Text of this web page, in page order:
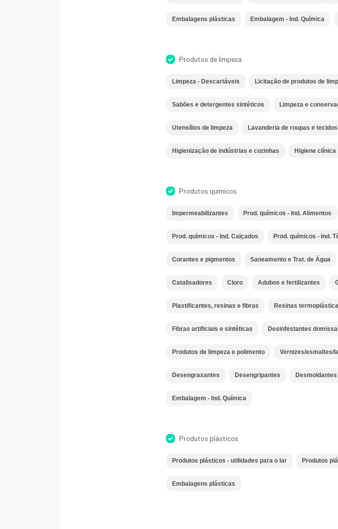
Embalagens plásticas Embalagem - Ind. Química
Produtos de limpeza
Limpeza - Descartáveis Licitação de produtos de
Sabões e detergentes sintéticos Limpeza e
Utensílios de limpeza Lavanderia de roupas e tecidos
Higienização de indústrias e cozinhas Higiene clínica
Produtos químicos
Impermeabilizantes Prod. químicos - Ind. Alimentos
Prod. químicos - Ind. Calçados Prod. químicos - Ind.
Corantes e pigmentos Saneamento e Trat. de Água
Catalisadores Cloro Adubos e fertilizantes
Plastificantes, resinas e fibras Resinas
Fibras artificiais e sintéticas Desinfestantes
Produtos de limpeza e polimento Vernizes/esmaltes/
Desengraxantes Desengripantes Desmoldantes
Embalagem - Ind. Química
Produtos plásticos
Produtos plásticos - utilidades para o lar Produtos
Embalagens plásticas